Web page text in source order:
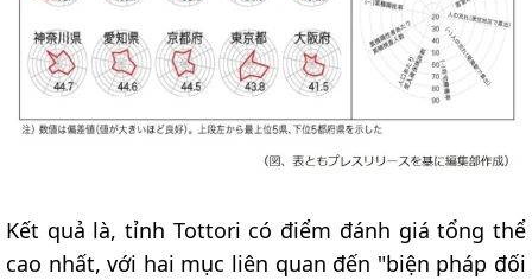
Kết quả là, tỉnh Tottori có điểm đánh giá tổng thể
cao nhất, với hai mục liên quan đến "biện pháp đối